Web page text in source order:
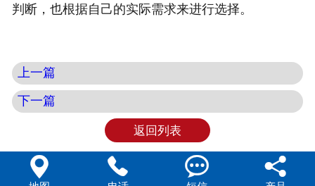
判断，也根据自己的实际需求来进行选择。
上一篇
下一篇
返回列表
   